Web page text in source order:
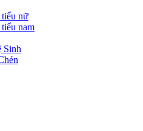
nữ
nam
Sinh